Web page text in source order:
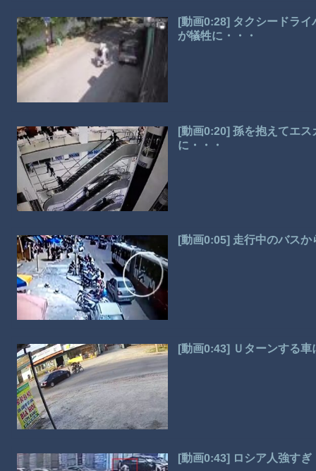
[動画0:28] タクシードラ
が犠牲に・・・
[動画0:20] 孫を抱えてエ
に・・・
[動画0:05] 走行中のバス
[動画0:43] Ｕターンする
[動画0:43] ロシア人強す